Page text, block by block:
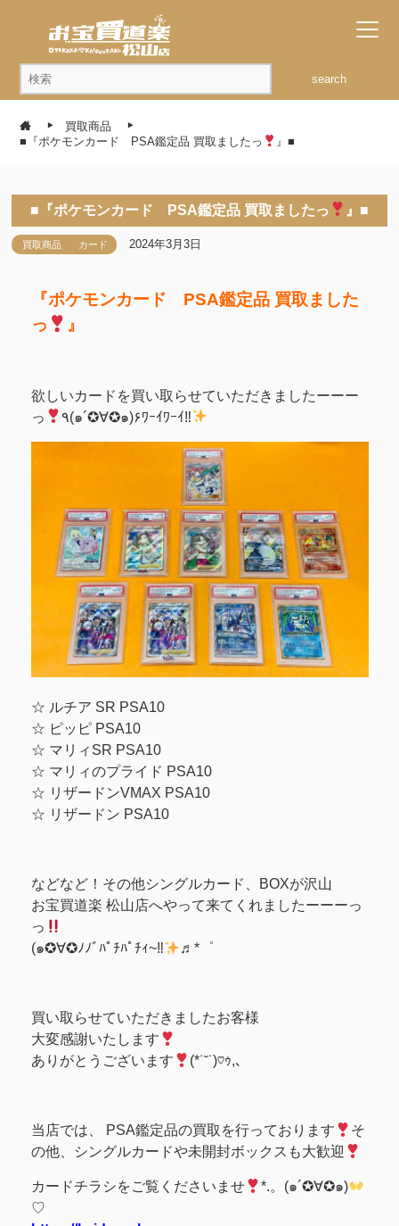
search
買取商品
■『ポケモンカード PSA鑑定品 買取ましたっ
』■
■『ポケモンカード PSA鑑定品 買取ましたっ 』■
買取商品 カード 2024年3月3日
『ポケモンカード PSA鑑定品 買取ました
っ
』
欲しいカードを買い取らせていただきましたーーー
っ
٩(๑´✪∀✪๑)۶ﾜｰｲﾜｰｲ‼
☆ ルチア SR PSA10
☆ ピッピ PSA10
☆ マリィSR PSA10
☆ マリィのプライド PSA10
☆ リザードンVMAX PSA10
☆ リザードン PSA10
などなど！その他シングルカード、BOXが沢山
お宝買道楽 松山店へやって来てくれましたーーーっ
っ
(๑✪∀✪ﾉﾉﾞﾊﾟﾁﾊﾟﾁｨ~‼
♬*゜
買い取らせていただきましたお客様
大変感謝いたします
ありがとうございます
(*˙˘˙)♡ｩ,､
当店では、 PSA鑑定品の買取を行っております
そ
の他、シングルカードや未開封ボックスも大歓迎
カードチラシをご覧くださいませ
*.。(๑´✪∀✪๑)
♡